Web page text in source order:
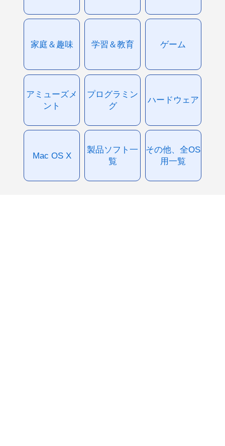
家庭＆趣味 学習＆教育 ゲーム
アミューズメ
ント
プログラミン
グ
ハードウェア
Mac OS X
製品ソフト一
覧
その他、全OS
用一覧